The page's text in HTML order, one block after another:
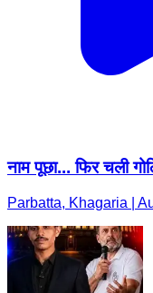
नाम पूछा... फिर चली
Parbatta, Khagaria |